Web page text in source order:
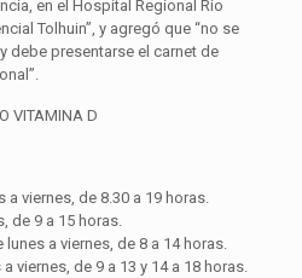
en el Hospital Regional Río
Tolhuin”, y agregó que “no se
debe presentarse el carnet de
VITAMINA D
a viernes, de 8.30 a 19 horas.
de 9 a 15 horas.
lunes a viernes, de 8 a 14 horas.
viernes, de 9 a 13 y 14 a 18 horas.